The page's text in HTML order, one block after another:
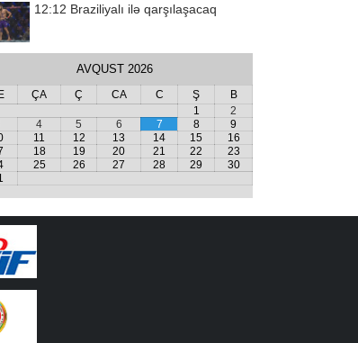
12:12 Braziliyalı ilə qarşılaşacaq
AVQUST 2026
ÇA Ç CA C Ş
B
1
2
4 5 6 7 8
9
11 12 13 14 15
16
18 19 20 21 22
23
25 26 27 28 29
30